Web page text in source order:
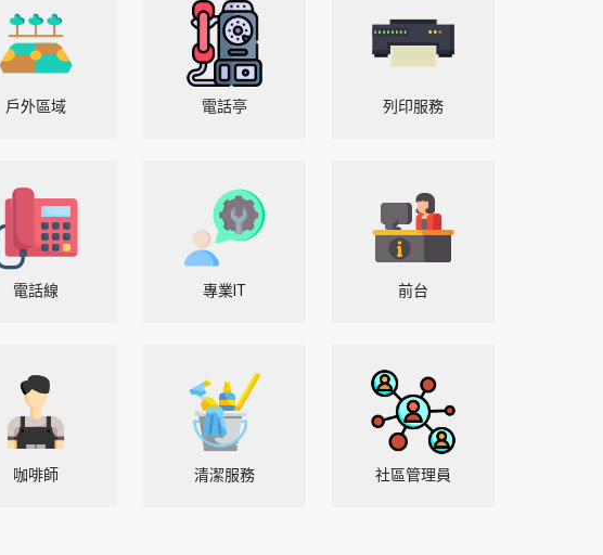
戶外區域 電話亭 列印服務
電話線 專業IT 前台
咖啡師 清潔服務 社區管理員